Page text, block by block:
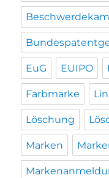
EuG EUIPO
Farbmarke
Löschung
Marken